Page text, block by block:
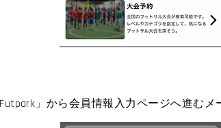
」から会員情報入力ページへ進む